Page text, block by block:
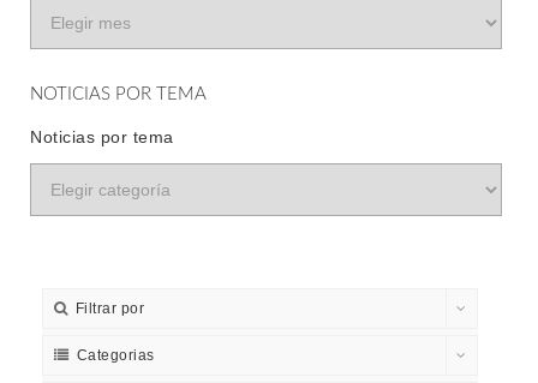
NOTICIAS POR TEMA
Noticias por tema
Filtrar por
Categorias